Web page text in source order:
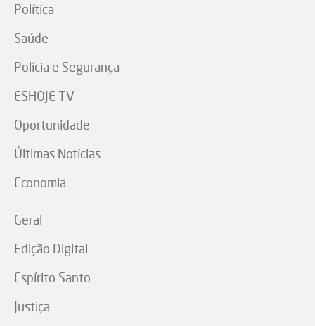
Política
Saúde
Polícia e Segurança
ESHOJE TV
Oportunidade
Últimas Notícias
Economia
Geral
Edição Digital
Espírito Santo
Justiça